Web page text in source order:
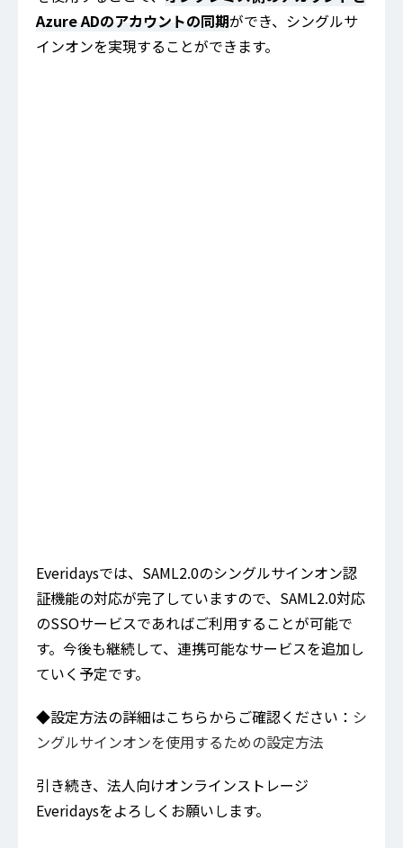
Azure ADのアカウントの同期ができ、シングルサ
インオンを実現することができます。
Everidaysでは、SAML2.0のシングルサインオン認
証機能の対応が完了していますので、SAML2.0対応
のSSOサービスであればご利用することが可能で
す。今後も継続して、連携可能なサービスを追加し
ていく予定です。
◆設定方法の詳細はこちらからご確認ください： シ
ングルサインオンを使用するための設定方法
引き続き、法人向けオンラインストレージ
Everidaysをよろしくお願いします。